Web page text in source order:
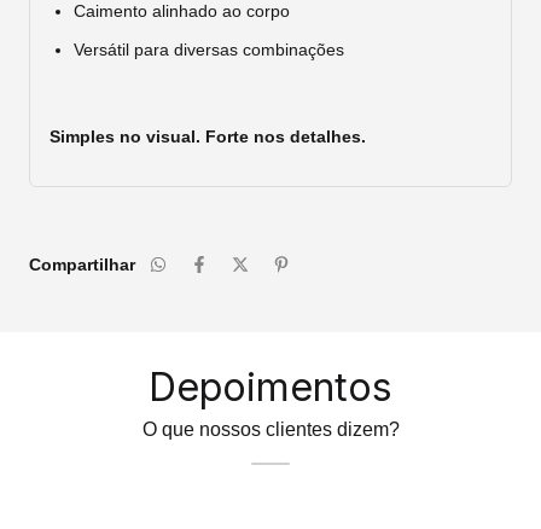
Caimento alinhado ao corpo
Versátil para diversas combinações
Simples no visual. Forte nos detalhes.
Compartilhar
Depoimentos
O que nossos clientes dizem?